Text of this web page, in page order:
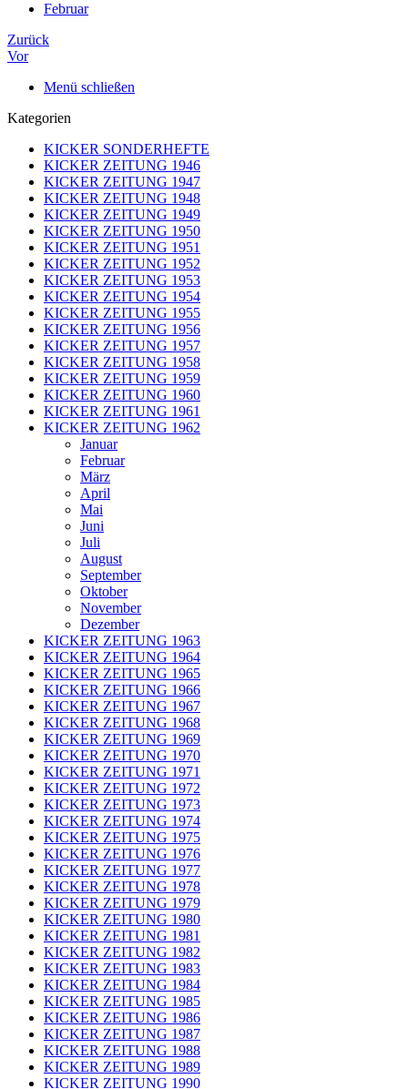
Februar
Zurück
Vor
Menü schließen
Kategorien
KICKER SONDERHEFTE
KICKER ZEITUNG 1946
KICKER ZEITUNG 1947
KICKER ZEITUNG 1948
KICKER ZEITUNG 1949
KICKER ZEITUNG 1950
KICKER ZEITUNG 1951
KICKER ZEITUNG 1952
KICKER ZEITUNG 1953
KICKER ZEITUNG 1954
KICKER ZEITUNG 1955
KICKER ZEITUNG 1956
KICKER ZEITUNG 1957
KICKER ZEITUNG 1958
KICKER ZEITUNG 1959
KICKER ZEITUNG 1960
KICKER ZEITUNG 1961
KICKER ZEITUNG 1962
Januar
Februar
März
April
Mai
Juni
Juli
August
September
Oktober
November
Dezember
KICKER ZEITUNG 1963
KICKER ZEITUNG 1964
KICKER ZEITUNG 1965
KICKER ZEITUNG 1966
KICKER ZEITUNG 1967
KICKER ZEITUNG 1968
KICKER ZEITUNG 1969
KICKER ZEITUNG 1970
KICKER ZEITUNG 1971
KICKER ZEITUNG 1972
KICKER ZEITUNG 1973
KICKER ZEITUNG 1974
KICKER ZEITUNG 1975
KICKER ZEITUNG 1976
KICKER ZEITUNG 1977
KICKER ZEITUNG 1978
KICKER ZEITUNG 1979
KICKER ZEITUNG 1980
KICKER ZEITUNG 1981
KICKER ZEITUNG 1982
KICKER ZEITUNG 1983
KICKER ZEITUNG 1984
KICKER ZEITUNG 1985
KICKER ZEITUNG 1986
KICKER ZEITUNG 1987
KICKER ZEITUNG 1988
KICKER ZEITUNG 1989
KICKER ZEITUNG 1990